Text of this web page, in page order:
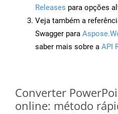
Releases para opções
Veja também a
Swagger para
saber mais sobre a API
Converter
online: método